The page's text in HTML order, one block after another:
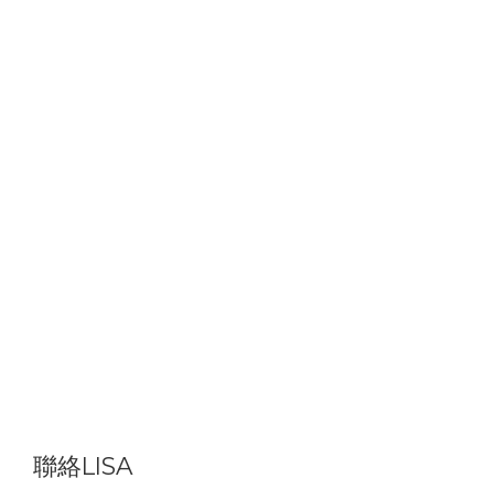
聯絡LISA